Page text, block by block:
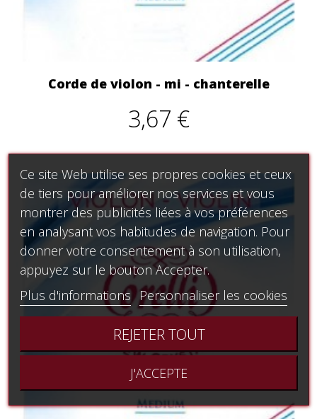
Corde de violon - mi - chanterelle
3,67 €
Ce site Web utilise ses propres cookies et ceux
de tiers pour améliorer nos services et vous
montrer des publicités liées à vos préférences
en analysant vos habitudes de navigation. Pour
donner votre consentement à son utilisation,
appuyez sur le bouton Accepter.
Plus d'informations Personnaliser les cookies
REJETER TOUT
J'ACCEPTE